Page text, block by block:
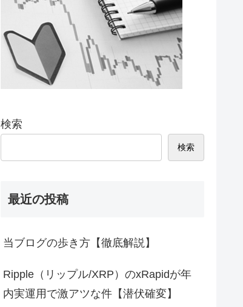
検索
検索
最近の投稿
当ブログの歩き方【徹底解説】
Ripple（リップル/XRP）のxRapidが年
内実運用で激アツな件【潜伏確変】